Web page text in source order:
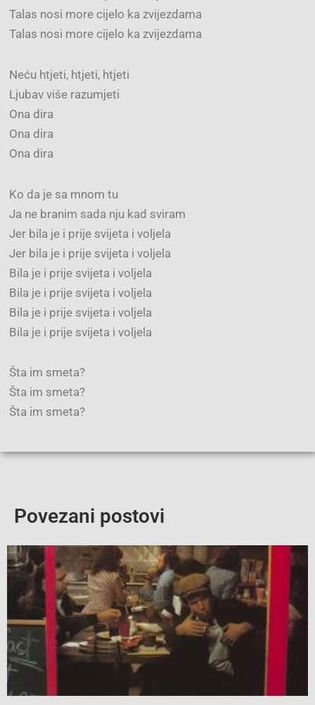
Talas nosi more cijelo ka zvijezdama
Talas nosi more cijelo ka zvijezdama
Neću htjeti, htjeti, htjeti
Ljubav više razumjeti
Ona dira
Ona dira
Ona dira
Ko da je sa mnom tu
Ja ne branim sada nju kad sviram
Jer bila je i prije svijeta i voljela
Jer bila je i prije svijeta i voljela
Bila je i prije svijeta i voljela
Bila je i prije svijeta i voljela
Bila je i prije svijeta i voljela
Bila je i prije svijeta i voljela
Šta im smeta?
Šta im smeta?
Šta im smeta?
Povezani postovi